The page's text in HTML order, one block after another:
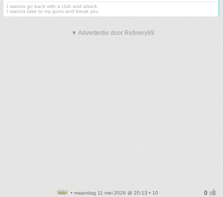
I wanna go back with a club and attack
I wanna take to my guns and break you
▼ Advertentie door Refinery89
• maandag 11 mei 2026 @ 20:13 • 10